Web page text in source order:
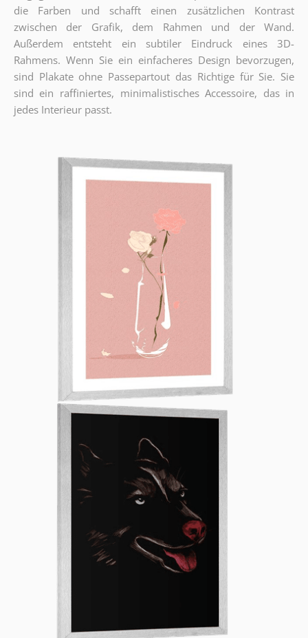
die Farben und schafft einen zusätzlichen Kontrast
zwischen der Grafik, dem Rahmen und der Wand.
Außerdem entsteht ein subtiler Eindruck eines 3D-
Rahmens. Wenn Sie ein einfacheres Design bevorzugen,
sind Plakate ohne Passepartout das Richtige für Sie. Sie
sind ein raffiniertes, minimalistisches Accessoire, das in
jedes Interieur passt.